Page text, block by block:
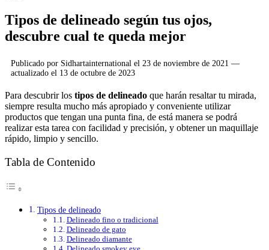
Tipos de delineado según tus ojos,
descubre cual te queda mejor
Publicado por Sidhartainternational el 23 de noviembre de 2021 —
actualizado el 13 de octubre de 2023
Para descubrir los tipos de delineado que harán resaltar tu mirada,
siempre resulta mucho más apropiado y conveniente utilizar
productos que tengan una punta fina, de está manera se podrá
realizar esta tarea con facilidad y precisión, y obtener un maquillaje
rápido, limpio y sencillo.
Tabla de Contenido
Tipos de delineado
Delineado fino o tradicional
Delineado de gato
Delineado diamante